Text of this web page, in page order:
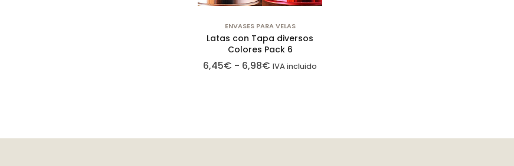
ENVASES PARA VELAS
Latas con Tapa diversos
Colores Pack 6
6,45€ - 6,98€ IVA incluido